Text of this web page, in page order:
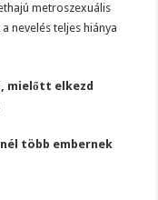
metroszexuális
nevelés teljes hiánya
mielőtt elkezd
több embernek